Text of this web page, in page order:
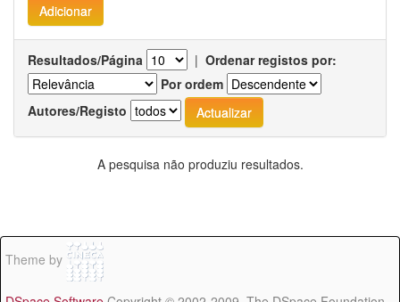
Resultados/Página | Ordenar registos por:
Por ordem
Autores/Registo
A pesquisa não produziu resultados.
Theme by